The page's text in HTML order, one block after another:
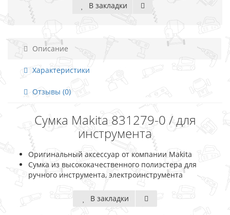
В закладки
Описание
Характеристики
Отзывы (0)
Сумка Makita 831279-0 / для
инструмента
Оригинальный аксессуар от компании Makita
Сумка из высококачественного полиэстера для
ручного инструмента, электроинструмента
В закладки